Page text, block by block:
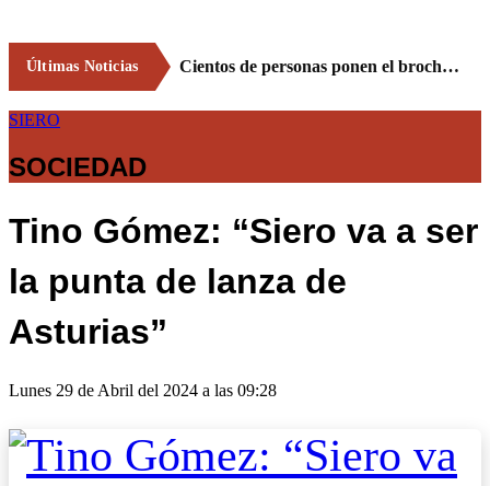
Últimas Noticias Cientos de personas ponen el broche final a las fiestas de La Salud de Lieres con la tradicional merienda
SIERO
SOCIEDAD
Tino Gómez: “Siero va a ser
la punta de lanza de
Asturias”
Lunes 29 de Abril del 2024 a las 09:28